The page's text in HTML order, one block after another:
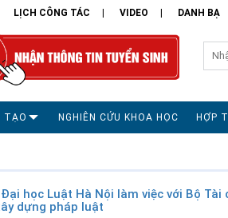
LỊCH CÔNG TÁC VIDEO DANH BẠ
TẠO NGHIÊN CỨU KHOA HỌC HỢP
học Luật Hà Nội làm việc với Bộ Tài
dựng pháp luật